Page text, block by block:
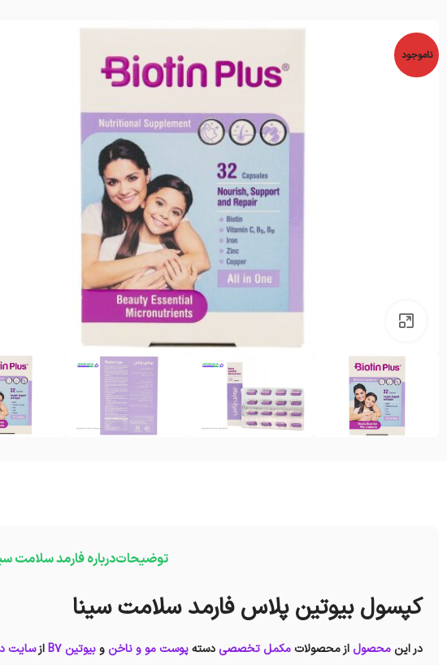
ناموجود
توضیحاتدرباره فارمد سلامت
کپسول بیوتین پلاس فارمد سلامت سینا
در این محصول از محصولات مکمل تخصصیدستهپوست مو و ناخن وبیوتین B7 ازسایت